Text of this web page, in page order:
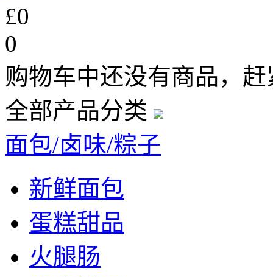
£0
0
购物车中还没有商品，
全部产品分类
面包/卤味/粽子
新鲜面包
蛋糕甜品
火腿肠